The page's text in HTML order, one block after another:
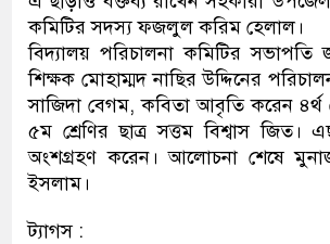
কমিটির সদস্য ফজলুল করিম হেলাল।
বিদ্যালয় পরিচালনা কমিটির
শিক্ষক মোহাম্মদ নাছির উদ্দিনের
সাজিদা বেগম, কবিতা আবৃতি করেন ৪র্থ
৫ম শ্রেণির ছাত্র সত্তম বিশ্বাস জিত।
অংশগ্রহণ করেন। আলোচনা শেষে
ইসলাম।
ট্যাগস :